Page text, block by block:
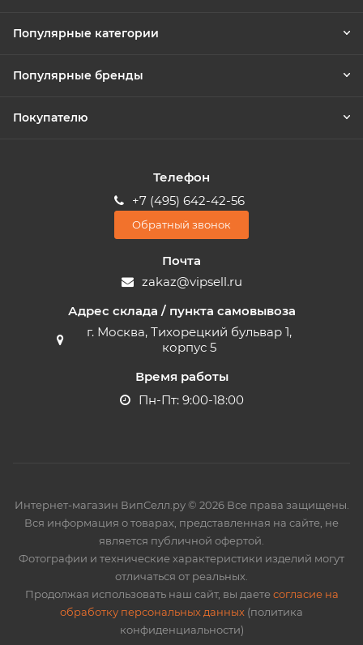
Популярные категории
Популярные бренды
Покупателю
Телефон
+7 (495) 642-42-56
Обратный звонок
Почта
zakaz@vipsell.ru
Адрес склада / пункта самовывоза
г. Москва, Тихорецкий бульвар 1,
корпус 5
Время работы
Пн-Пт: 9:00-18:00
Интернет-магазин ВипСелл.ру © 2026 Все права защищены.
Вся информация о товарах, представленная на сайте, не
является публичной офертой.
Фотографии и технические характеристики изделий могут
отличаться от реальных.
Продолжая использовать наш сайт, вы даетесогласие на
обработку персональных данных (политика
конфиденциальности)